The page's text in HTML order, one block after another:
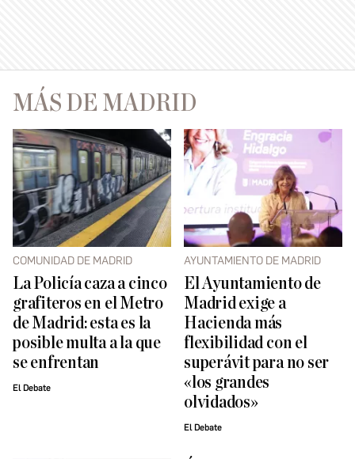
MÁS DE MADRID
COMUNIDAD DE MADRID
La Policía caza a cinco
grafiteros en el Metro
de Madrid: esta es la
posible multa a la que
se enfrentan
El Debate
AYUNTAMIENTO DE MADRID
El Ayuntamiento de
Madrid exige a
Hacienda más
flexibilidad con el
superávit para no ser
«los grandes
olvidados»
El Debate